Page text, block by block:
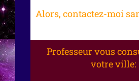
Alors, contactez-moi
Professeur vous
votre ville: